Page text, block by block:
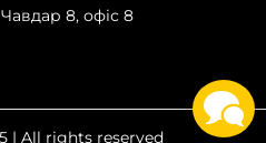
8, офіс 8
| All rights reserved